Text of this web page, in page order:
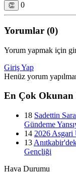
👏 0
Yorumlar (0)
Yorum yapmak için
Giriş Yap
Henüz yorum
En Çok Okunan
18 Sadettin
Gündeme
14 2026 Asgari
13
Gençliği
Hava Durumu